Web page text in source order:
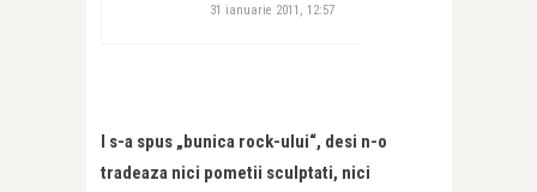
31 ianuarie 2011, 12:57
I s-a spus „bunica rock-ului“, desi n-o
tradeaza nici pometii sculptati, nici